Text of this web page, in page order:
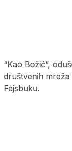
“Kao Božić”,
društvenih mreža
Fejsbuku.